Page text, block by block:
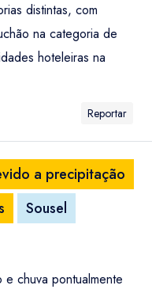
distintas, com
na categoria de
hoteleiras na
Reportar
a precipitação
Sousel
chuva pontualmente